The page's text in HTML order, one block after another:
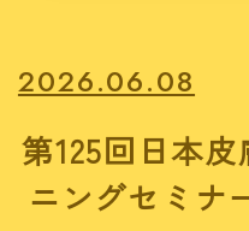
2026.06.08
第125回日本
ニングセミナ